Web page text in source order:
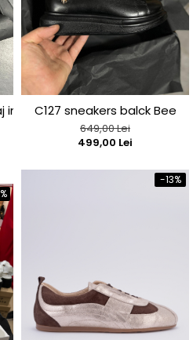
din piele naturala
C127 sneakers balck Bee
649,00 Lei
499,00 Lei
-13%